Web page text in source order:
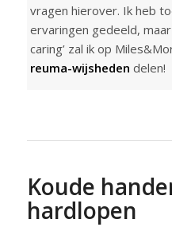
vragen hierover. Ik heb
ervaringen gedeeld,
caring’ zal ik op
reuma-wijsheden delen!
Koude
hardlopen